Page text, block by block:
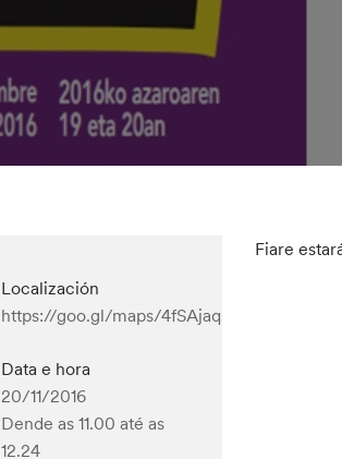
Localización
https://goo.gl/maps/4fSAjaqsYtE2
Data e hora
20/11/2016
Dende as 11.00 até as
12.24
Fiare